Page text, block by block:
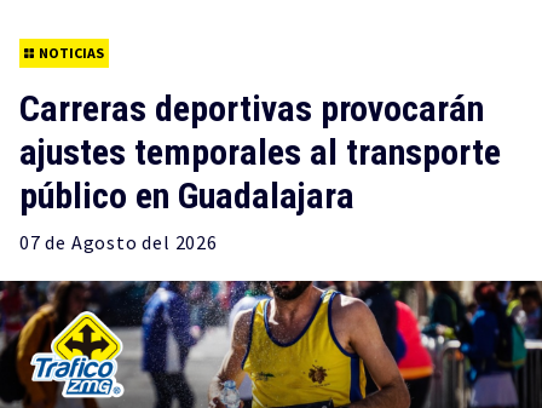
NOTICIAS
Carreras deportivas provocarán
ajustes temporales al transporte
público en Guadalajara
07 de Agosto del 2026